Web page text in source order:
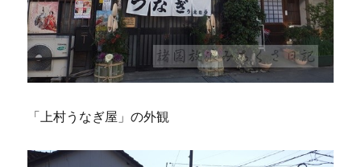
「上村うなぎ屋」の外観